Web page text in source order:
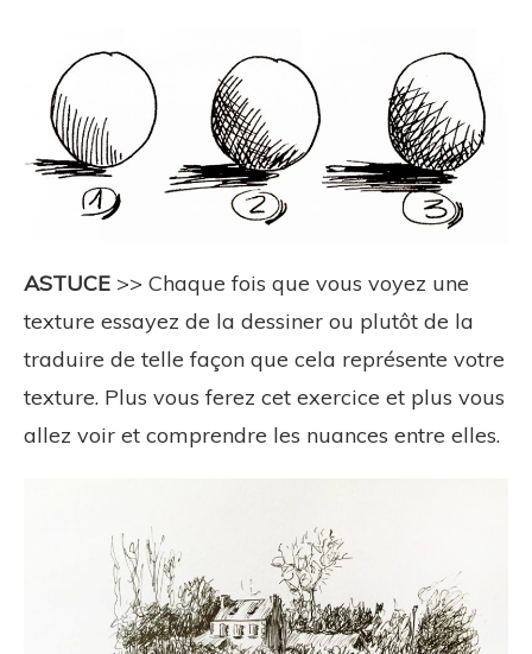
ASTUCE >> Chaque fois que vous voyez une
texture essayez de la dessiner ou plutôt de la
traduire de telle façon que cela représente votre
texture. Plus vous ferez cet exercice et plus vous
allez voir et comprendre les nuances entre elles.